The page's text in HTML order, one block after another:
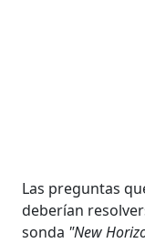
Las preguntas
deberían
sonda "New